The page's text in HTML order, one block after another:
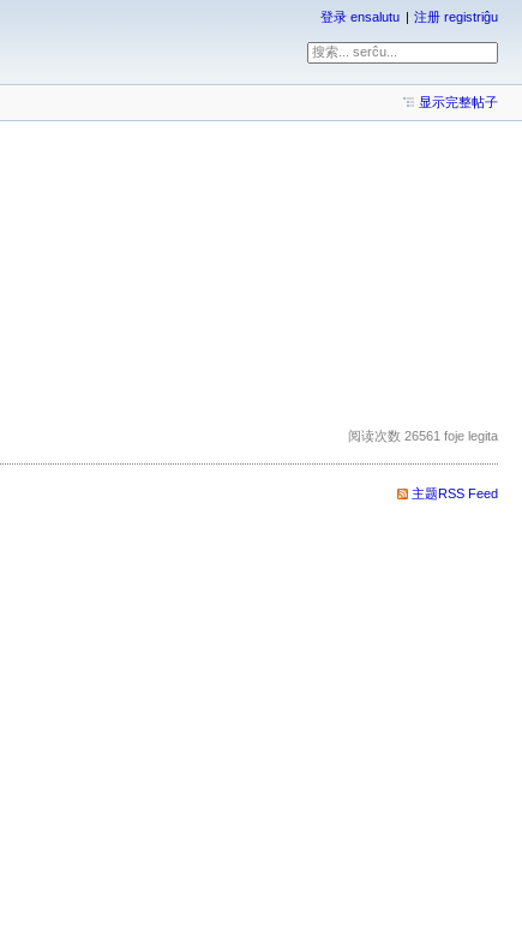
登录 ensalutu 注册 registriĝu
显示完整帖子
阅读次数 26561 foje legita
主题RSS Feed